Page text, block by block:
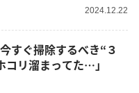
2024.12.22
すぐ掃除するべき“３
コリ溜まってた…」